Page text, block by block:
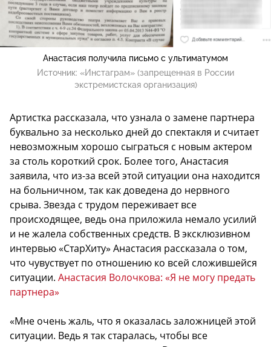
Анастасия получила письмо с ультиматумом
Источник: «Инстаграм» (запрещенная в России
экстремистская организация)
Артистка рассказала, что узнала о замене партнера
буквально за несколько дней до спектакля и считает
невозможным хорошо сыграться с новым актером
за столь короткий срок. Более того, Анастасия
заявила, что из-за всей этой ситуации она находится
на больничном, так как доведена до нервного
срыва. Звезда с трудом переживает все
происходящее, ведь она приложила немало усилий
и не жалела собственных средств. В эксклюзивном
интервью «СтарХиту» Анастасия рассказала о том,
что чувуствует по отношению ко всей сложившейся
ситуации. Анастасия Волочкова: «Я не могу предать
партнера»
«Мне очень жаль, что я оказалась заложницей этой
ситуации. Ведь я так старалась, чтобы все